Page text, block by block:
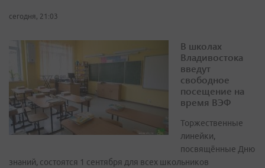
сегодня, 21:03
В школах
Владивостока
введут
свободное
посещение на
время ВЭФ
Торжественные
линейки,
посвящённые Дню
знаний, состоятся 1 сентября для всех школьников